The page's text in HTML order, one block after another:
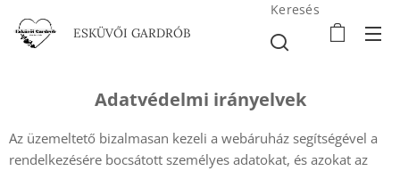
ESKÜVŐI GARDRÓB
Keresés
Adatvédelmi irányelvek
Az üzemeltető bizalmasan kezeli a webáruház segítségével a
rendelkezésére bocsátott személyes adatokat, és azokat az